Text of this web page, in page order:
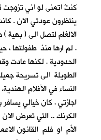
كنتُ اتمنى لو اني تزوجت
ينتظرون عودتي الان .
الالغام لتصل الى ( بهية
. لم ارها منذ طفولتها ،
الحدودية . لكنها عادت
الطويلة الى تسريحة
النساء في الأفلام
اجازتي . كان خيالي
الكرنك .. التي تعرض الان
الأم او فلم القانون